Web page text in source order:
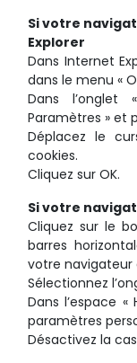
Si votre
Explorer
Dans Internet
dans le menu «
Dans l’onglet
Paramètres » et
Déplacez le
cookies.
Cliquez sur OK.
Si votre
Cliquez sur le
barres
votre navigateur
Sélectionnez
Dans l’espace «
paramètres
Désactivez la